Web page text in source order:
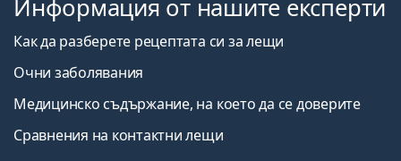
Информация от нашите експерти
Как да разберете рецептата си за лещи
Очни заболявания
Медицинско съдържание, на което да се доверите
Сравнения на контактни лещи